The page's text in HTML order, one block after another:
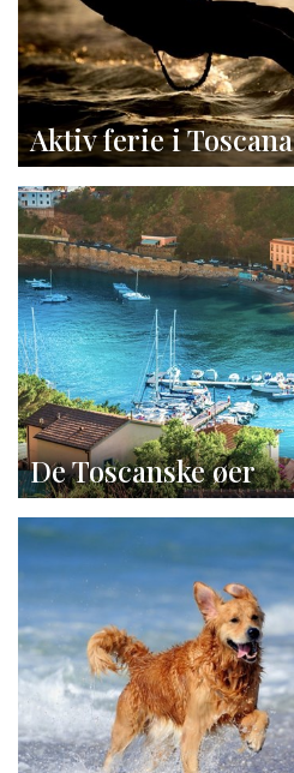
Aktiv ferie i Toscana
De Toscanske øer